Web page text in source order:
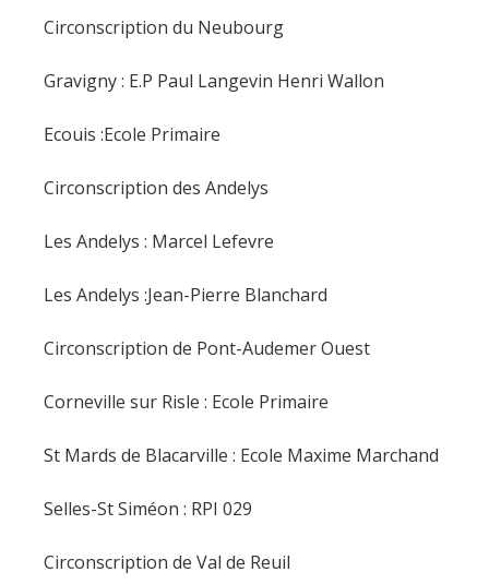
Circonscription du Neubourg
Gravigny : E.P Paul Langevin Henri Wallon
Ecouis :Ecole Primaire
Circonscription des Andelys
Les Andelys : Marcel Lefevre
Les Andelys :Jean-Pierre Blanchard
Circonscription de Pont-Audemer Ouest
Corneville sur Risle : Ecole Primaire
St Mards de Blacarville : Ecole Maxime Marchand
Selles-St Siméon : RPI 029
Circonscription de Val de Reuil